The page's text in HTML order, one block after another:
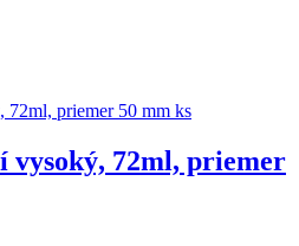
vysoký, 72ml, priemer